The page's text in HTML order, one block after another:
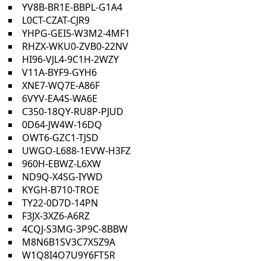
YV8B-BR1E-BBPL-G1A4
L0CT-CZAT-CJR9
YHPG-GEI5-W3M2-4MF1
RHZX-WKU0-ZVB0-22NV
HI96-VJL4-9C1H-2WZY
V11A-BYF9-GYH6
XNE7-WQ7E-A86F
6VYV-EA4S-WA6E
C350-18QY-RU8P-PJUD
0D64-JW4W-16DQ
OWT6-GZC1-TJSD
UWGO-L688-1EVW-H3FZ
960H-EBWZ-L6XW
ND9Q-X4SG-IYWD
KYGH-B710-TROE
TY22-0D7D-14PN
F3JX-3XZ6-A6RZ
4CQJ-S3MG-3P9C-8BBW
M8N6B1SV3C7X5Z9A
W1Q8I4O7U9Y6FT5R